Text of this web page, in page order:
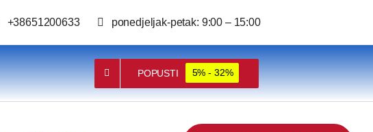
+38651200633 ponedjeljak-petak: 9:00 – 15:00
POPUSTI 5% - 32%